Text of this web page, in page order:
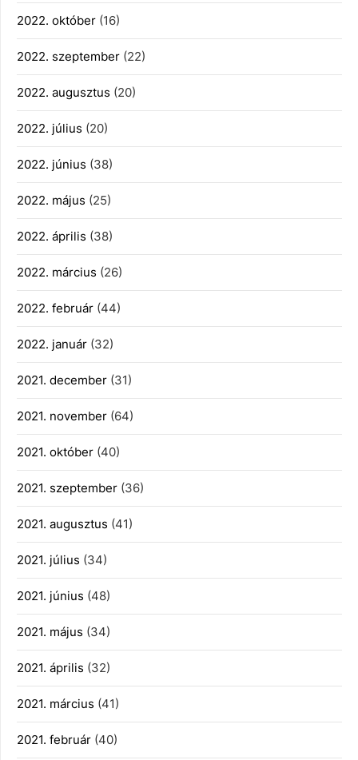
2022. október (16)
2022. szeptember (22)
2022. augusztus (20)
2022. július (20)
2022. június (38)
2022. május (25)
2022. április (38)
2022. március (26)
2022. február (44)
2022. január (32)
2021. december (31)
2021. november (64)
2021. október (40)
2021. szeptember (36)
2021. augusztus (41)
2021. július (34)
2021. június (48)
2021. május (34)
2021. április (32)
2021. március (41)
2021. február (40)